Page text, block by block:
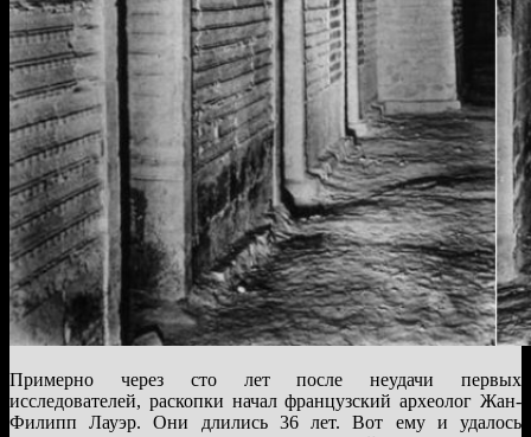
Примерно через сто лет после неудачи первых
исследователей, раскопки начал французский археолог Жан-
Филипп Лауэр. Они длились 36 лет. Вот ему и удалось